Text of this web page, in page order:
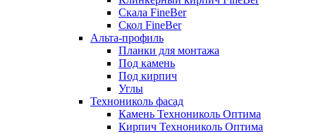
Скала FineBer
Скол FineBer
Альта-профиль
Планки для монтажа
Под камень
Под кирпич
Углы
Технониколь фасад
Камень Технониколь Оптима
Кирпич Технониколь Оптима